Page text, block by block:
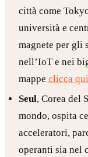
città come
università e
magnete per gli
nell’IoT e nei
mappe clicca qui
Seul, Corea del
mondo, ospita
acceleratori,
operanti sia nel